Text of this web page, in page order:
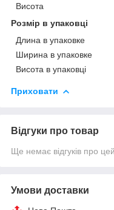
Висота
Розмір в упаковці
Длина в упаковке
Ширина в упаковке
Висота в упаковці
Приховати
Відгуки про товар
Ще немає відгуків про
Умови доставки